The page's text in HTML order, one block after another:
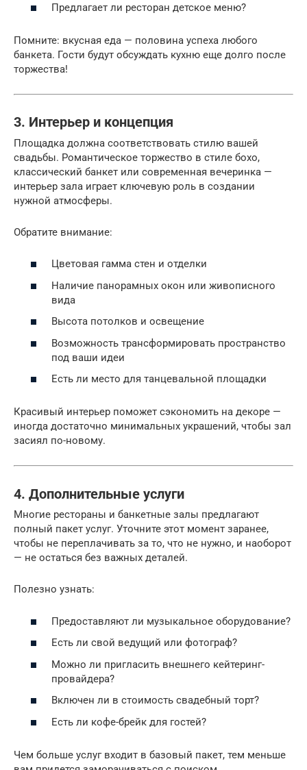
Предлагает ли ресторан детское меню?
Помните: вкусная еда — половина успеха любого
банкета. Гости будут обсуждать кухню еще долго после
торжества!
3. Интерьер и концепция
Площадка должна соответствовать стилю вашей
свадьбы. Романтическое торжество в стиле бохо,
классический банкет или современная вечеринка —
интерьер зала играет ключевую роль в создании
нужной атмосферы.
Обратите внимание:
Цветовая гамма стен и отделки
Наличие панорамных окон или живописного
вида
Высота потолков и освещение
Возможность трансформировать пространство
под ваши идеи
Есть ли место для танцевальной площадки
Красивый интерьер поможет сэкономить на декоре —
иногда достаточно минимальных украшений, чтобы зал
засиял по-новому.
4. Дополнительные услуги
Многие рестораны и банкетные залы предлагают
полный пакет услуг. Уточните этот момент заранее,
чтобы не переплачивать за то, что не нужно, и наоборот
— не остаться без важных деталей.
Полезно узнать:
Предоставляют ли музыкальное оборудование?
Есть ли свой ведущий или фотограф?
Можно ли пригласить внешнего кейтеринг-
провайдера?
Включен ли в стоимость свадебный торт?
Есть ли кофе-брейк для гостей?
Чем больше услуг входит в базовый пакет, тем меньше